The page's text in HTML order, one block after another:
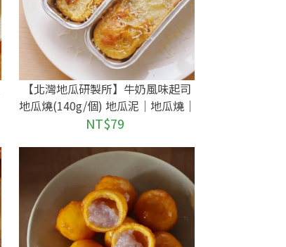
【北灣地瓜研製所】牛奶風味起司
地瓜燒(140g/個) 地瓜泥｜地瓜燒｜
焗烤｜牛奶風味起司
NT$79